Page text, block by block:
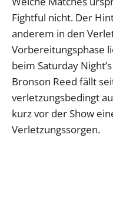
Fightful nicht. Der
anderem in den
Vorbereitungsphase
beim Saturday
Bronson Reed fällt
verletzungsbedingt
kurz vor der Show
Verletzungssorgen.